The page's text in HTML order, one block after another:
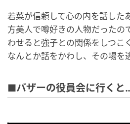
若菜が信頼して心の内を話した
方美人で噂好きの人物だったの
わせると強子との関係をしつこ
なんとか話をかわし、その場を
■バザーの役員会に行くと